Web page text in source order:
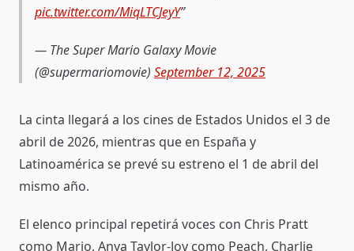
pic.twitter.com/MiqLTCJeyY
— The Super Mario Galaxy Movie
(@supermariomovie) September 12, 2025
La cinta llegará a los cines de Estados Unidos el 3 de
abril de 2026, mientras que en España y
Latinoamérica se prevé su estreno el 1 de abril del
mismo año.
El elenco principal repetirá voces con Chris Pratt
como Mario, Anya Taylor-Joy como Peach, Charlie